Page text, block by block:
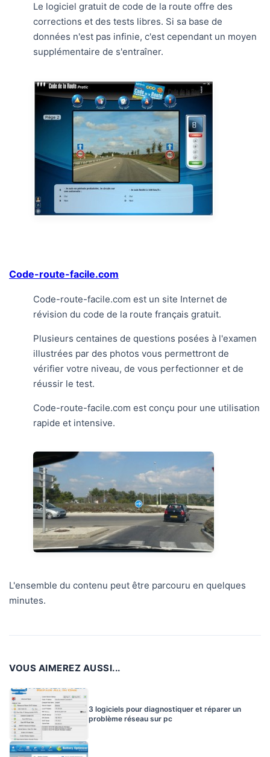
Le logiciel gratuit de code de la route offre des
corrections et des tests libres. Si sa base de
données n'est pas infinie, c'est cependant un moyen
supplémentaire de s'entraîner.
Code-route-facile.com
Code-route-facile.com est un site Internet de
révision du code de la route français gratuit.
Plusieurs centaines de questions posées à l'examen
illustrées par des photos vous permettront de
vérifier votre niveau, de vous perfectionner et de
réussir le test.
Code-route-facile.com est conçu pour une utilisation
rapide et intensive.
L'ensemble du contenu peut être parcouru en quelques
minutes.
VOUS AIMEREZ AUSSI...
3 logiciels pour diagnostiquer et réparer un
problème réseau sur pc